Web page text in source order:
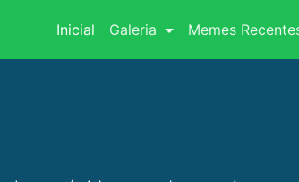
Inicial(current)
Galeria Memes